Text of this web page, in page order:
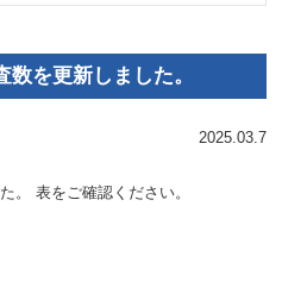
を更新しました。
2025.03.7
。 表をご確認ください。